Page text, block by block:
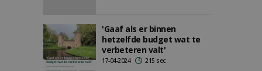
'Gaaf als er binnen
hetzelfde budget wat te
verbeteren valt'
17-04-2024 215 sec